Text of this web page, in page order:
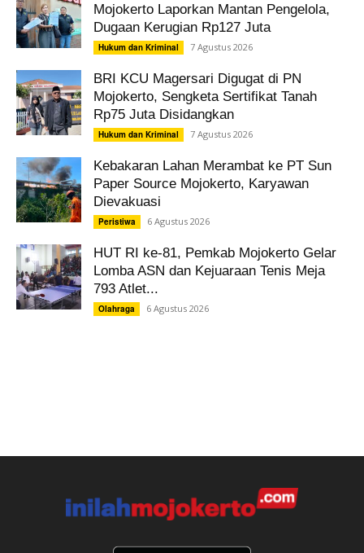
Mojokerto Laporkan Mantan Pengelola,
Dugaan Kerugian Rp127 Juta
Hukum dan Kriminal 7 Agustus 2026
BRI KCU Magersari Digugat di PN
Mojokerto, Sengketa Sertifikat Tanah
Rp75 Juta Disidangkan
Hukum dan Kriminal 7 Agustus 2026
Kebakaran Lahan Merambat ke PT Sun
Paper Source Mojokerto, Karyawan
Dievakuasi
Peristiwa 6 Agustus 2026
HUT RI ke-81, Pemkab Mojokerto Gelar
Lomba ASN dan Kejuaraan Tenis Meja
793 Atlet...
Olahraga 6 Agustus 2026